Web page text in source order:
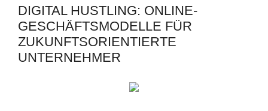
DIGITAL HUSTLING: ONLINE-
GESCHÄFTSMODELLE FÜR
ZUKUNFTSORIENTIERTE
UNTERNEHMER